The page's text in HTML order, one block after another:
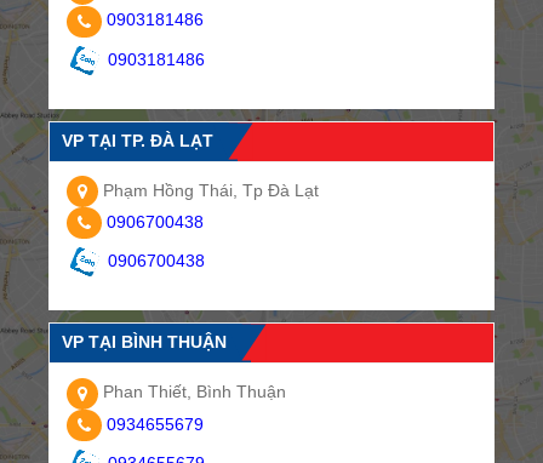
0903181486
0903181486
VP TẠI TP. ĐÀ LẠT
Phạm Hồng Thái, Tp Đà Lạt
0906700438
0906700438
VP TẠI BÌNH THUẬN
Phan Thiết, Bình Thuận
0934655679